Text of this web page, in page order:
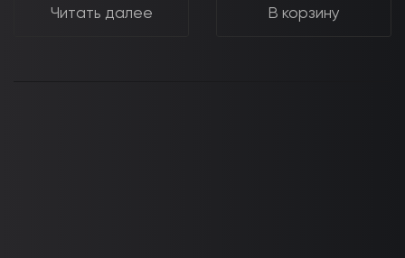
Читать далее В корзину